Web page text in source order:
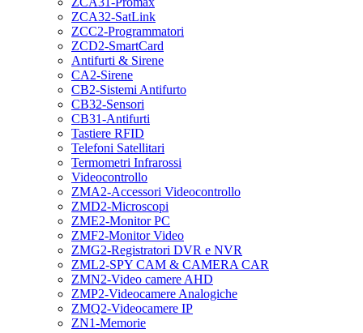
ZCA32-SatLink
ZCC2-Programmatori
ZCD2-SmartCard
Antifurti & Sirene
CA2-Sirene
CB2-Sistemi Antifurto
CB32-Sensori
CB31-Antifurti
Tastiere RFID
Telefoni Satellitari
Termometri Infrarossi
Videocontrollo
ZMA2-Accessori Videocontrollo
ZMD2-Microscopi
ZME2-Monitor PC
ZMF2-Monitor Video
ZMG2-Registratori DVR e NVR
ZML2-SPY CAM & CAMERA CAR
ZMN2-Video camere AHD
ZMP2-Videocamere Analogiche
ZMQ2-Videocamere IP
ZN1-Memorie